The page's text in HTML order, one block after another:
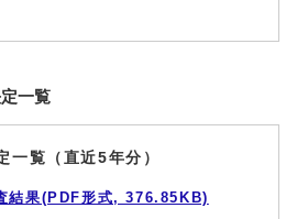
一覧
一覧（直近5年分）
結果(PDF形式, 376.85KB)